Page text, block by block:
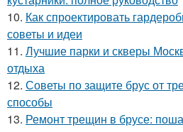
10. Как спроектировать
советы и идеи
11. Лучшие парки и скверы
отдыха
12. Советы по защите брус от
способы
13. Ремонт трещин в брусе: